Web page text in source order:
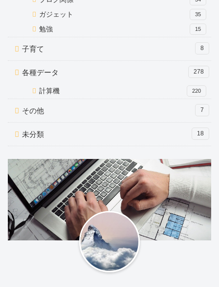
ガジェット 35
勉強 15
子育て 8
各種データ 278
計算機 220
その他 7
未分類 18